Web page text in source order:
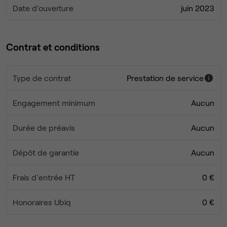
Date d'ouverture juin 2023
Contrat et conditions
Type de contrat Prestation de service
Engagement minimum Aucun
Durée de préavis Aucun
Dépôt de garantie Aucun
Frais d'entrée HT 0 €
Honoraires Ubiq 0 €